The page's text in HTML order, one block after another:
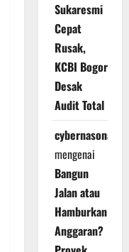
Sukaresmi
Cepat
Rusak,
KCBI Bogor
Desak
Audit Total
cybernasonal
mengenai
Bangun
Jalan atau
Hamburkan
Anggaran?